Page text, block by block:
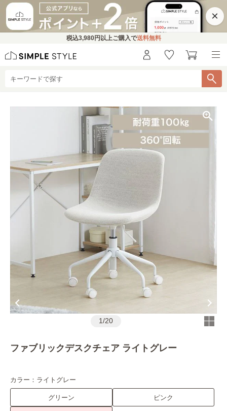
×
税込3,980円 以上ご購入で送料無料
1/20
ファブリックデスクチェア ライトグレー
カラー： ライトグレー
グリーン ピンク